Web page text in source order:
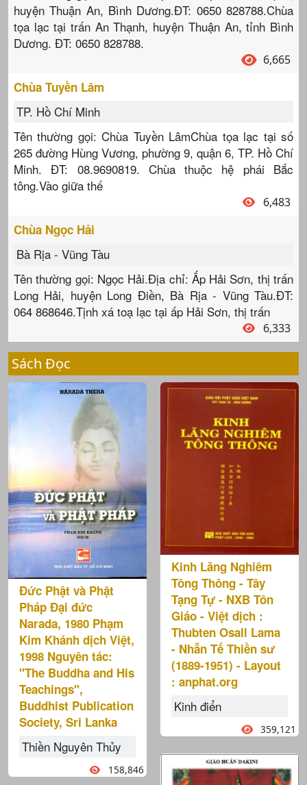
huyện Thuận An, Bình Dương.ĐT: 0650 828788.Chùa
tọa lạc tại trấn An Thạnh, huyện Thuận An, tỉnh Bình
Dương. ĐT: 0650 828788.
6,665
Chùa Tuyền Lâm
TP. Hồ Chí Minh
Tên thường gọi: Chùa Tuyền LâmChùa tọa lạc tại số
265 đường Hùng Vương, phường 9, quận 6, TP. Hồ Chí
Minh. ĐT: 08.9690819. Chùa thuộc hệ phái Bắc
tông.Vào giữa thế
6,483
Chùa Ngọc Hải
Bà Rịa - Vũng Tàu
Tên thường gọi: Ngọc Hải.Địa chỉ: Ấp Hải Sơn, thị trấn
Long Hải, huyện Long Điền, Bà Rịa - Vũng Tàu.ĐT:
064 868646.Tịnh xá toạ lạc tại ấp Hải Sơn, thị trấn
6,333
Sách Đọc
Đức Phật và Phật
Pháp Đại đức
Narada, 1980 Phạm
Kim Khánh dịch Việt,
1998 Nguyên tác:
"The Buddha and His
Teachings",
Buddhist Publication
Society, Sri Lanka
Thiền Nguyên Thủy
158,846
Kinh Lăng Nghiêm
Tông Thông - Tây
Tạng Tự - NXB Tôn
Giáo - Việt dịch :
Thubten Osall Lama
- Nhẫn Tế Thiền sư
(1889-1951) - Layout
: anphat.org
Kinh điển
359,121